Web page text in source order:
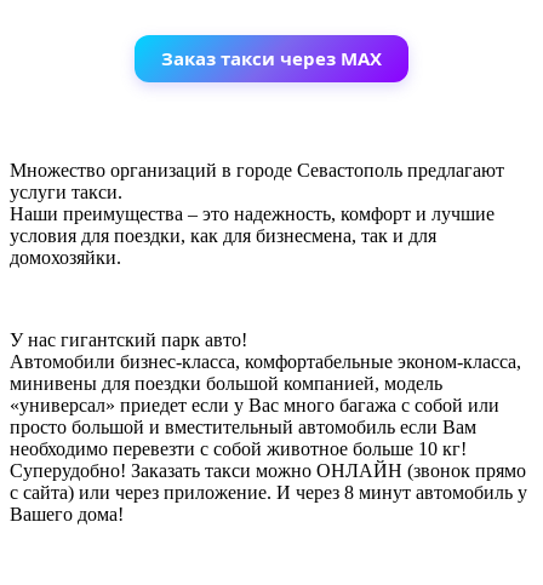
Заказ такси через MAX
Множество организаций в городе Севастополь предлагают
услуги такси.
Наши преимущества – это надежность, комфорт и лучшие
условия для поездки, как для бизнесмена, так и для
домохозяйки.
У нас гигантский парк авто!
Автомобили бизнес-класса, комфортабельные эконом-класса,
минивены для поездки большой компанией, модель
«универсал» приедет если у Вас много багажа с собой или
просто большой и вместительный автомобиль если Вам
необходимо перевезти с собой животное больше 10 кг!
Суперудобно! Заказать такси можно ОНЛАЙН (звонок прямо
с сайта) или через приложение. И через 8 минут автомобиль у
Вашего дома!